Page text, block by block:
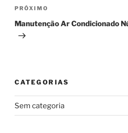
Próximo
post
PRÓXIMO
Manutenção Ar Condicionado
CATEGORIAS
Sem categoria